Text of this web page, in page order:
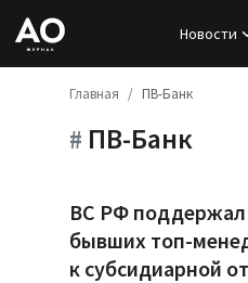
Новости
Новости
Главная ПВ-Банк
# ПВ-Банк
ВС РФ поддержал
бывших топ-
к субсидиарной